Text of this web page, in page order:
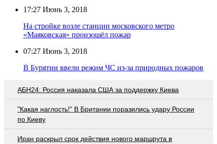
17:27 Июнь 3, 2018
На стройке возле станции московского метро
«Маяковская» произошёл пожар
07:27 Июнь 3, 2018
В Бурятии ввели режим ЧС из-за природных пожаров
АБН24: Россия наказала США за поддержку Киева
"Какая наглость!" В Британии поразились удару России
по Киеву
Иран раскрыл срок действия нового маршрута в